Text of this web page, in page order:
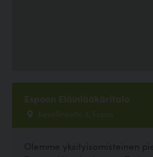
Espoon Eläinlääkäritalo
Kavallinpelto 3, Espoo
Olemme yksityisomisteinen